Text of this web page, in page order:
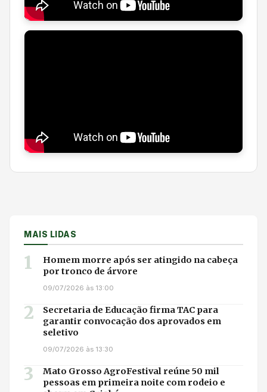
MAIS LIDAS
1
Homem morre após ser atingido na cabeça
por tronco de árvore
09/07/2026 às 13:00
2
Secretaria de Educação firma TAC para
garantir convocação dos aprovados em
seletivo
09/07/2026 às 13:30
3
Mato Grosso AgroFestival reúne 50 mil
pessoas em primeira noite com rodeio e